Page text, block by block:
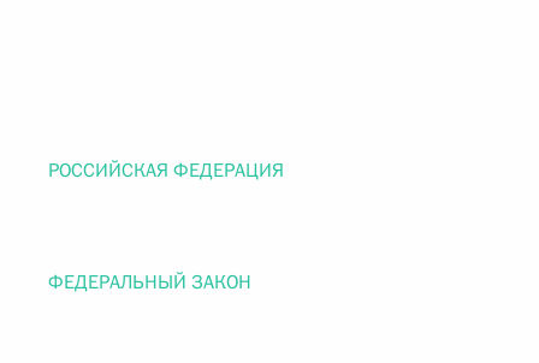
РОССИЙСКАЯ ФЕДЕРАЦИЯ
ФЕДЕРАЛЬНЫЙ ЗАКОН